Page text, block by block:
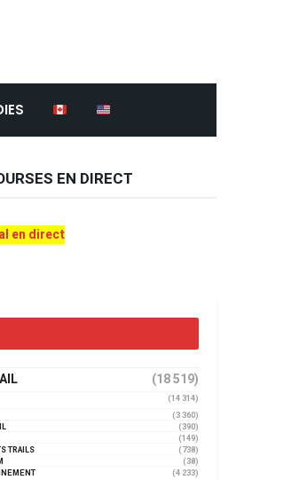
EN DIRECT
en direct
(18 519)
(14 314)
(3 360)
(390)
(149)
TRAILS
(738)
(38)
(4 233)